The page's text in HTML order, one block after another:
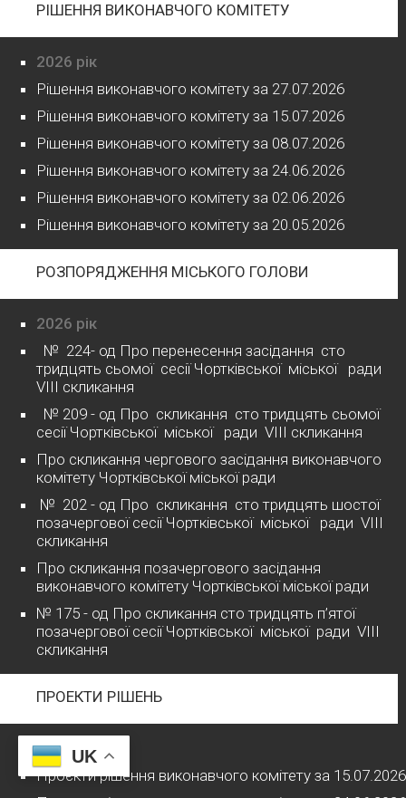
РІШЕННЯ ВИКОНАВЧОГО КОМІТЕТУ
2026 рік
Рішення виконавчого комітету за 27.07.2026
Рішення виконавчого комітету за 15.07.2026
Рішення виконавчого комітету за 08.07.2026
Рішення виконавчого комітету за 24.06.2026
Рішення виконавчого комітету за 02.06.2026
Рішення виконавчого комітету за 20.05.2026
РОЗПОРЯДЖЕННЯ МІСЬКОГО ГОЛОВИ
2026 рік
№ 224- од Про перенесення засідання сто
тридцять сьомої сесії Чортківської міської ради
VІІІ скликання
№ 209 - од Про скликання сто тридцять сьомої
сесії Чортківської міської ради VІІІ скликання
Про скликання чергового засідання виконавчого
комітету Чортківської міської ради
№ 202 - од Про скликання сто тридцять шостої
позачергової сесії Чортківської міської ради VІІІ
скликання
Про скликання позачергового засідання
виконавчого комітету Чортківської міської ради
№ 175 - од Про скликання сто тридцять п’ятої
позачергової сесії Чортківської міської ради VІІІ
скликання
ПРОЕКТИ РІШЕНЬ
2026 рік
Проєкти рішення виконавчого комітету за 15.07.2026
UK